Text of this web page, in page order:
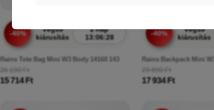
-40%
Végső
kiárusítás
2 nap
13:06:26
Rains Tote Bag Mini W3 Body 14160 143
26 190 Ft
15 714 Ft
-40%
Végső
kiárusítás
Rains Backpack Mini
29 890 Ft
17 934 Ft